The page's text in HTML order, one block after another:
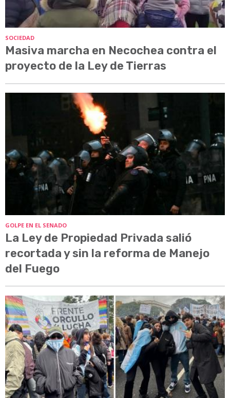
SOCIEDAD
Masiva marcha en Necochea contra el
proyecto de la Ley de Tierras
GOLPE EN EL SENADO
La Ley de Propiedad Privada salió
recortada y sin la reforma de Manejo
del Fuego